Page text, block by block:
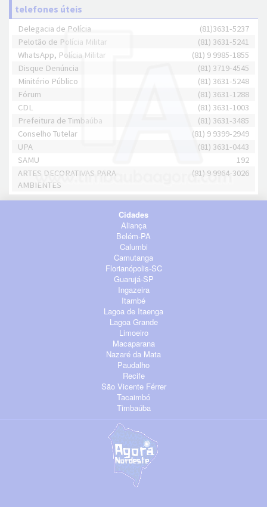
telefones úteis
Delegacia de Polícia
(81)3631-5237
Pelotão de Polícia Militar
(81) 3631-5241
WhatsApp, Polícia Militar
(81) 9 9985-1855
Disque Denúncia
(81) 3719-4545
Minitério Público
(81) 3631-5248
Fórum
(81) 3631-1288
CDL
(81) 3631-1003
Prefeitura de Timbaúba
(81) 3631-3485
Conselho Tutelar
(81) 9 9399-2949
UPA
(81) 3631-0443
SAMU
192
ARTES DECORATIVAS PARA
AMBIENTES
(81) 9 9964-3026
Cidades
Aliança
Belém-PA
Calumbi
Camutanga
Florianópolis-SC
Guarujá-SP
Ingazeira
Itambé
Lagoa de Itaenga
Lagoa Grande
Limoeiro
Macaparana
Nazaré da Mata
Paudalho
Recife
São Vicente Férrer
Tacaimbó
Timbaúba